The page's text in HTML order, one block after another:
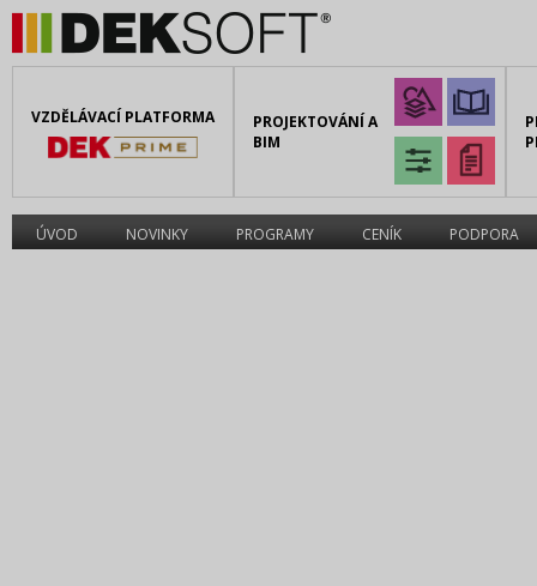
VZDĚLÁVACÍ PLATFORMA
PROJEKTOVÁNÍ A
BIM
ÚVOD NOVINKY PROGRAMY CENÍK PODPORA